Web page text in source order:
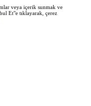
veya içerik sunmak ve
Et"e tıklayarak, çerez